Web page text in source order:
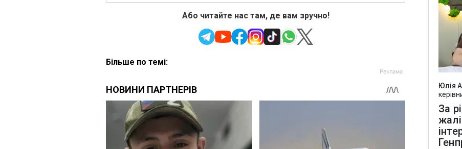
Або читайте нас там, де вам зручно!
Більше по темі:
Юлія
За